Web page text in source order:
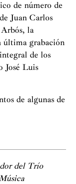
de número de
Juan Carlos
la
última grabación
de los
José Luis
de algunas de
del Trío